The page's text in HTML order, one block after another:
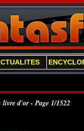
livre d'or - Page 1/1522